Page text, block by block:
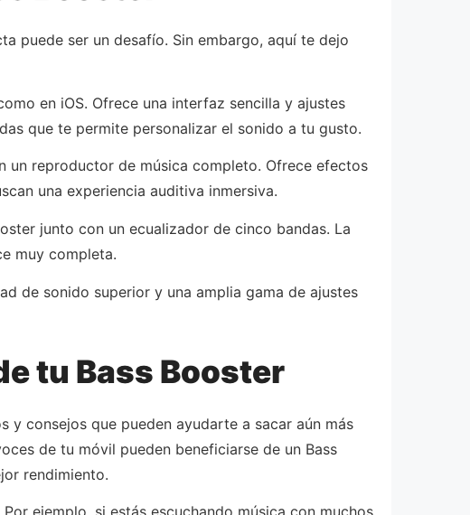
puede ser un desafío. Sin embargo, aquí te dejo
en iOS. Ofrece una interfaz sencilla y ajustes
que te permite personalizar el sonido a tu gusto.
un reproductor de música completo. Ofrece efectos
una experiencia auditiva inmersiva.
junto con un ecualizador de cinco bandas. La
muy completa.
de sonido superior y una amplia gama de ajustes
tu Bass Booster
y consejos que pueden ayudarte a sacar aún más
de tu móvil pueden beneficiarse de un Bass
rendimiento.